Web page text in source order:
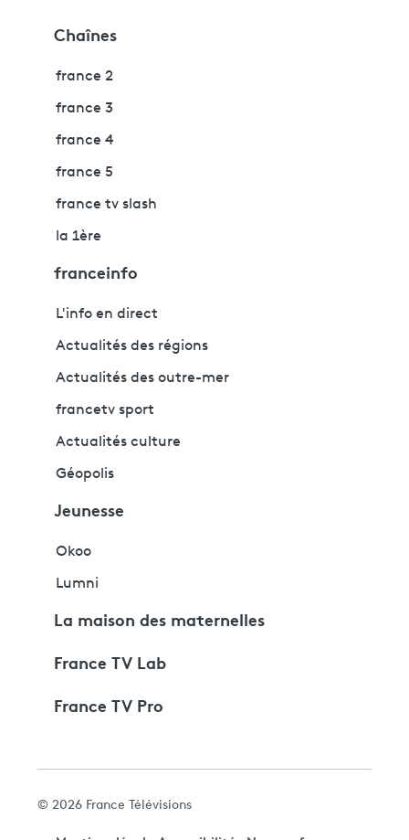
Chaînes
france 2
france 3
france 4
france 5
france tv slash
la 1ère
franceinfo
L'info en direct
Actualités des régions
Actualités des outre-mer
francetv sport
Actualités culture
Géopolis
Jeunesse
Okoo
Lumni
La maison des maternelles
France TV Lab
France TV Pro
© 2026 France Télévisions